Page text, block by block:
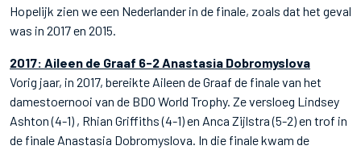
Hopelijk zien we een Nederlander in de finale, zoals dat het geval
was in 2017 en 2015.
2017: Aileen de Graaf 6-2 Anastasia Dobromyslova
Vorig jaar, in 2017, bereikte Aileen de Graaf de finale van het
damestoernooi van de BDO World Trophy. Ze versloeg Lindsey
Ashton (4-1) , Rhian Griffiths (4-1) en Anca Zijlstra (5-2) en trof in
de finale Anastasia Dobromyslova. In die finale kwam de